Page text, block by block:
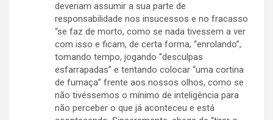
deveriam assumir a sua parte de
responsabilidade nos insucessos e no fracasso
“se faz de morto, como se nada tivessem a ver
com isso e ficam, de certa forma, “enrolando”,
tomando tempo, jogando “desculpas
esfarrapadas” e tentando colocar “uma cortina
de fumaça” frente aos nossos olhos, como se
não tivéssemos o mínimo de inteligência para
não perceber o que já aconteceu e está